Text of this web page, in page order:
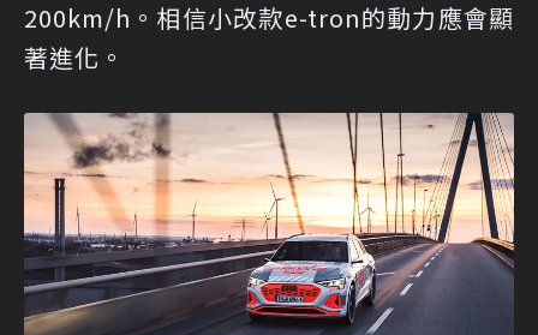
200km/h。相信小改款e-tron的動力應會顯
著進化。